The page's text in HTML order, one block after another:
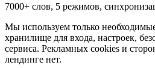
7000+ слов, 5 режимов,
Мы используем только
хранилище для входа, настроек,
сервиса. Рекламных cookies и
лендинге нет.